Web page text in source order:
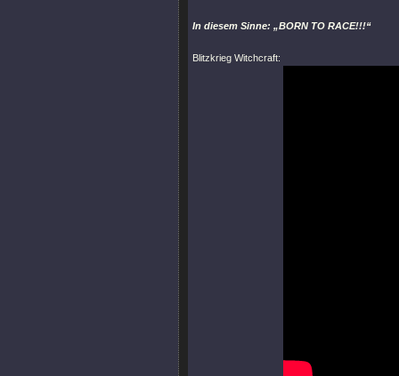
In diesem Sinne: „BORN TO RACE!!!“
Blitzkrieg Witchcraft: